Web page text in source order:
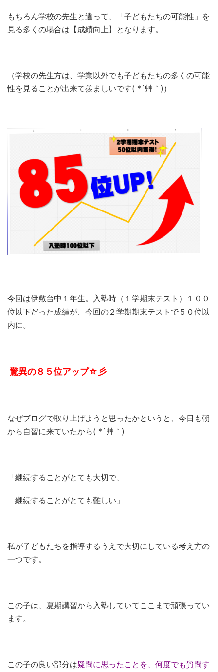
もちろん学校の先生と違って、「子どもたちの可能性」を
見る多くの場合は【成績向上】となります。
（学校の先生方は、学業以外でも子どもたちの多くの可能
性を見ることが出来て羨ましいです( *´艸｀)）
今回は伊敷台中１年生。入塾時（１学期末テスト）１００
位以下だった成績が、今回の２学期期末テストで５０位以
内に。
驚異の８５位アップ☆彡
なぜブログで取り上げようと思ったかというと、今日も朝
から自習に来ていたから( *´艸｀)
「継続することがとても大切で、
継続することがとても難しい」
私が子どもたちを指導するうえで大切にしている考え方の
一つです。
この子は、夏期講習から入塾していてここまで頑張ってい
ます。
この子の良い部分は疑問に思ったことを、何度でも質問す